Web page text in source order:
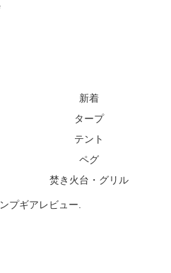
新着
タープ
テント
ペグ
焚き火台・グリル
プギアレビュー.